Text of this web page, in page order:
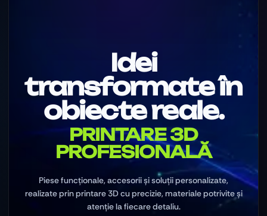
PRINTARE 3D
PROFESIONALĂ
Idei
transformate în
obiecte reale.
Piese funcționale, accesorii și soluții personalizate,
realizate prin printare 3D cu precizie, materiale potrivite și
atenție la fiecare detaliu.